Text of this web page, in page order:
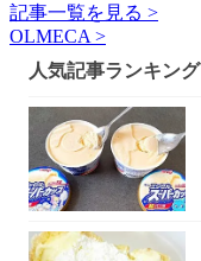
記事一覧を見る >
OLMECA >
人気記事ランキング